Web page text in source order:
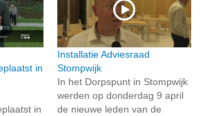
in
in
Installatie Adviesraad
Stompwijk
In het Dorpspunt in Stompwijk
werden op donderdag 9 april
de nieuwe leden van de